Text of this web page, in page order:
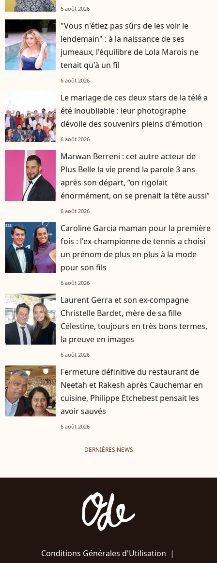
6 août 2026
"Vous n'étiez pas sûrs de les voir le
lendemain" : à la naissance de ses
jumeaux, l'équilibre de Lola Marois ne
tenait qu'à un fil
6 août 2026
Le mariage de ces deux stars de la télé a
été inoubliable : leur photographe
dévoile des souvenirs pleins d'émotion
6 août 2026
Marwan Berreni : cet autre acteur de
Plus Belle la vie prend la parole 3 ans
après son départ, “on rigolait
énormément, on se prenait la tête aussi”
6 août 2026
Caroline Garcia maman pour la première
fois : l'ex-championne de tennis a choisi
un prénom de plus en plus à la mode
pour son fils
6 août 2026
Laurent Gerra et son ex-compagne
Christelle Bardet, mère de sa fille
Célestine, toujours en très bons termes,
la preuve en images
6 août 2026
Fermeture définitive du restaurant de
Neetah et Rakesh après Cauchemar en
cuisine, Philippe Etchebest pensait les
avoir sauvés
6 août 2026
DERNIÈRES NEWS
Conditions Générales d'Utilisation |